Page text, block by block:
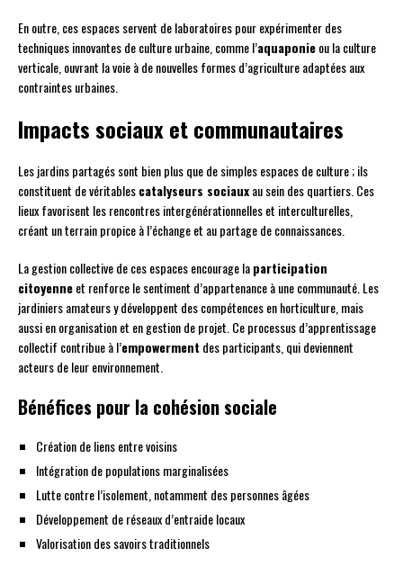
En outre, ces espaces servent de laboratoires pour expérimenter des
techniques innovantes de culture urbaine, comme l’aquaponieou la culture
verticale, ouvrant la voie à de nouvelles formes d’agriculture adaptées aux
contraintes urbaines.
Impacts sociaux et communautaires
Les jardins partagés sont bien plus que de simples espaces de culture ; ils
constituent de véritablescatalyseurs sociauxau sein des quartiers. Ces
lieux favorisent les rencontres intergénérationnelles et interculturelles,
créant un terrain propice à l’échange et au partage de connaissances.
La gestion collective de ces espaces encourage laparticipation
citoyenneet renforce le sentiment d’appartenance à une communauté. Les
jardiniers amateurs y développent des compétences en horticulture, mais
aussi en organisation et en gestion de projet. Ce processus d’apprentissage
collectif contribue à l’empowerment des participants, qui deviennent
acteurs de leur environnement.
Bénéfices pour la cohésion sociale
Création de liens entre voisins
Intégration de populations marginalisées
Lutte contre l’isolement, notamment des personnes âgées
Développement de réseaux d’entraide locaux
Valorisation des savoirs traditionnels